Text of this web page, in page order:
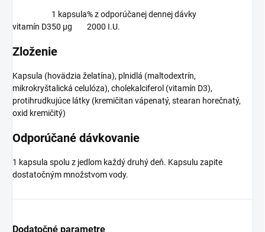
1 kapsula% z odporúčanej dennej dávky
vitamín D350 µg 2000 I.U.
Zloženie
Kapsula (hovädzia želatína), plnidlá (maltodextrín,
mikrokryštalická celulóza), cholekalciferol (vitamín D3),
protihrudkujúce látky (kremičitan vápenatý, stearan horečnatý,
oxid kremičitý)
Odporúčané dávkovanie
1 kapsula spolu z jedlom každý druhý deň. Kapsulu zapite
dostatočným množstvom vody.
Dodatočné parametre